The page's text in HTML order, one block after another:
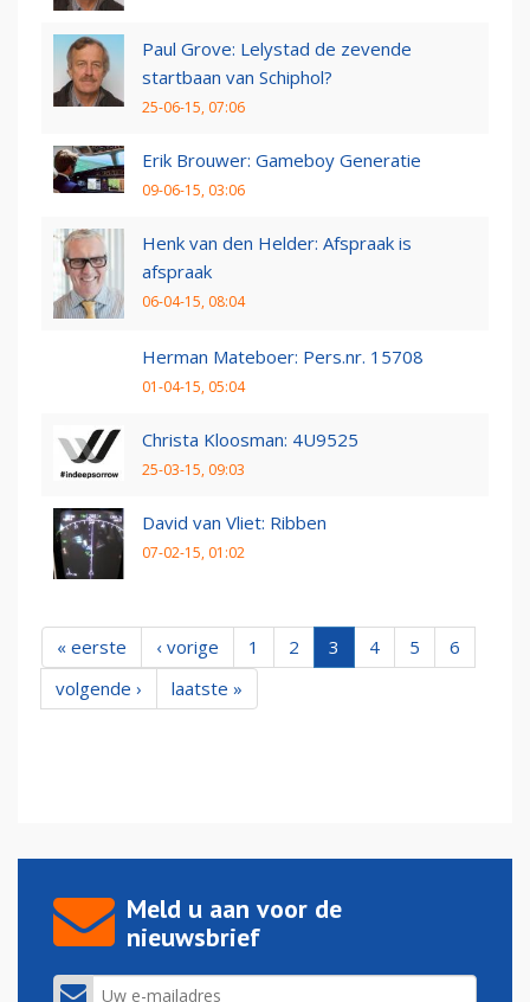
Paul Grove: Lelystad de zevende
startbaan van Schiphol?
25-06-15, 07:06
Erik Brouwer: Gameboy Generatie
09-06-15, 03:06
Henk van den Helder: Afspraak is
afspraak
06-04-15, 08:04
Herman Mateboer: Pers.nr. 15708
01-04-15, 05:04
Christa Kloosman: 4U9525
25-03-15, 09:03
David van Vliet: Ribben
07-02-15, 01:02
« eerste ‹ vorige 1 2 3 4 5
6
volgende ›
laatste »
Meld u aan voor de
nieuwsbrief